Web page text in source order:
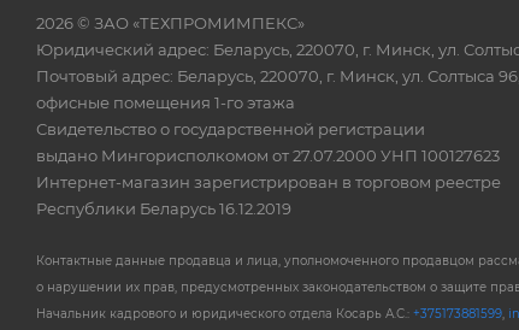
2026 © ЗАО «ТЕХПРОМИМПЕКС»
Юридический адрес: Беларусь, 220070, г. Минск, ул.
Почтовый адрес: Беларусь, 220070, г. Минск, ул. Солтыса 96,
офисные помещения 1-го этажа
Свидетельство о государственной регистрации
выдано Мингорисполкомом от 27.07.2000 УНП 100127623
Интернет-магазин зарегистрирован в торговом реестре
Республики Беларусь 16.12.2019
Контактные данные продавца и лица, уполномоченного продавцом
о нарушении их прав, предусмотренных законодательством о защите
Начальник кадрового и юридического отдела Косарь А.С.: +375173881599,